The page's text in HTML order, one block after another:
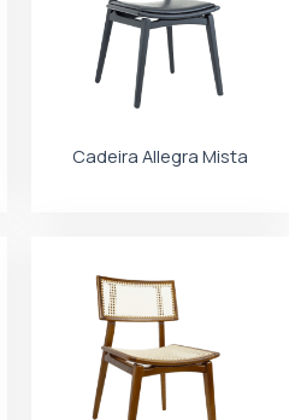
Cadeira Allegra Mista